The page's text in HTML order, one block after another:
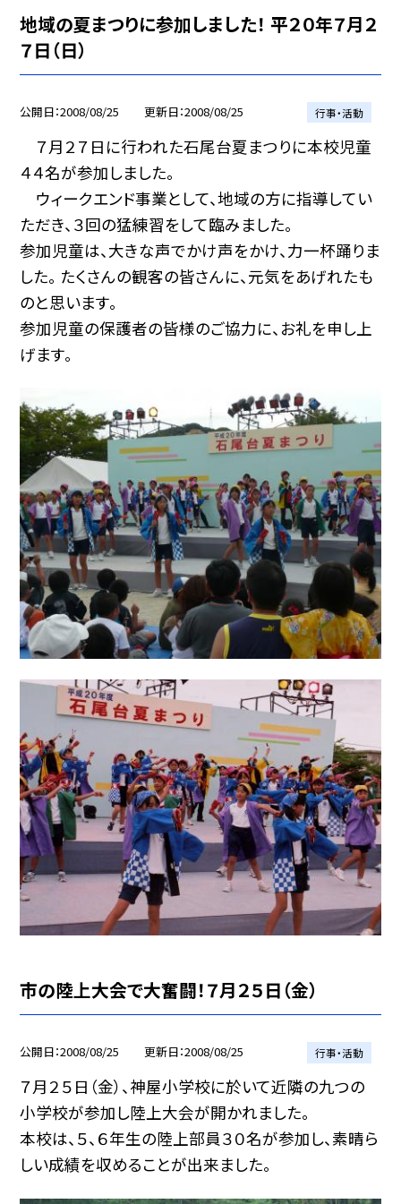
地域の夏まつりに参加しました！ 平２０年７月２
７日（日）
公開日 2008/08/25 更新日 2008/08/25 行事・活動
７月２７日に行われた石尾台夏まつりに本校児童
４４名が参加しました。
ウィークエンド事業として、地域の方に指導してい
ただき、３回の猛練習をして臨みました。
参加児童は、大きな声でかけ声をかけ、力一杯踊りま
した。 たくさんの観客の皆さんに、元気をあげれたも
のと思います。
参加児童の保護者の皆様のご協力に、お礼を申し上
げます。
市の陸上大会で大奮闘！７月２５日（金）
公開日 2008/08/25 更新日 2008/08/25 行事・活動
７月２５日（金）、神屋小学校に於いて近隣の九つの
小学校が参加し陸上大会が開かれました。
本校は、５、６年生の陸上部員３０名が参加し、素晴ら
しい成績を収めることが出来ました。